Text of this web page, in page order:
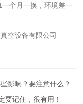
个月一换，环境差一
空设备有限公司
影响？要注意什么？
要记住，很有用！